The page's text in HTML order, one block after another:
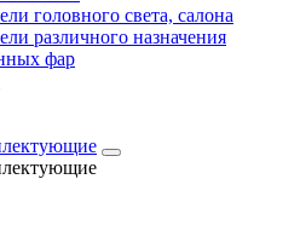
головного света, салона
различного назначения
фар